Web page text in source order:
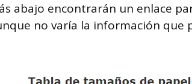
abajo encontrarán un enlace
no varía la información que